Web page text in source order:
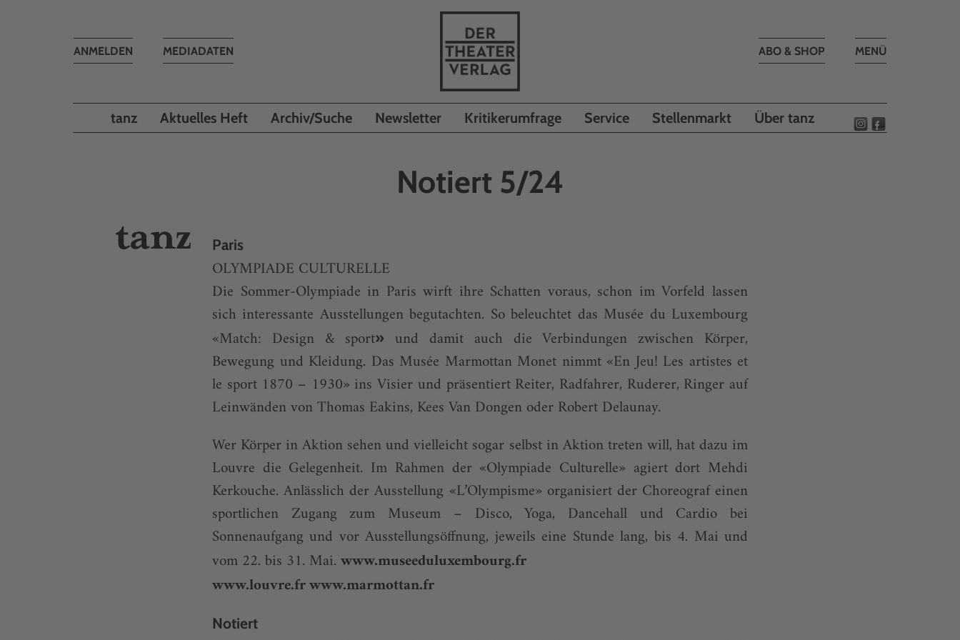
Toggle
MENÜ
ABO & SHOP
MEDIADATEN
Toggle
ANMELDEN
tanz Aktuelles Heft Archiv/Suche Newsletter Kritikerumfrage Service Stellenmarkt Über tanz
Notiert 5/24
Paris
OLYMPIADE CULTURELLE
Die Sommer-Olympiade in Paris wirft ihre Schatten voraus, schon im Vorfeld lassen
sich interessante Ausstellungen begutachten. So beleuchtet das Musée du Luxembourg
«Match: Design & sport»
und damit auch die Verbindungen zwischen Körper,
Bewegung und Kleidung. Das Musée Marmottan Monet nimmt «En Jeu! Les artistes et
le sport 1870 – 1930» ins Visier und präsentiert Reiter, Radfahrer, Ruderer, Ringer auf
Leinwänden von Thomas Eakins, Kees Van Dongen oder Robert Delaunay.
Wer Körper in Aktion sehen und vielleicht sogar selbst in Aktion treten will, hat dazu im
Louvre die Gelegenheit. Im Rahmen der «Olympiade Culturelle» agiert dort Mehdi
Kerkouche. Anlässlich der Ausstellung «L’Olympisme» organisiert der Choreograf einen
sportlichen Zugang zum Museum – Disco, Yoga, Dancehall und Cardio bei
Sonnenaufgang und vor Ausstellungsöffnung, jeweils eine Stunde lang, bis 4. Mai und
vom 22. bis 31. Mai.www.museeduluxembourg.fr
www.louvre.frwww.marmottan.fr
Notiert